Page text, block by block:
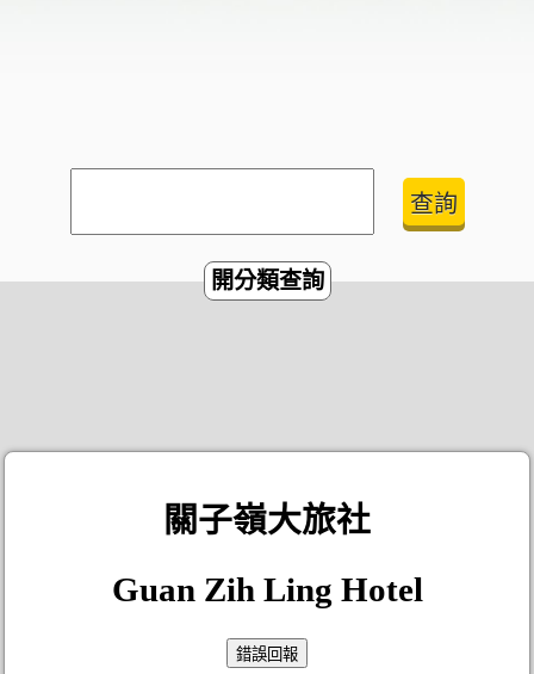
開分類查詢
關子嶺大旅社
Guan Zih Ling Hotel